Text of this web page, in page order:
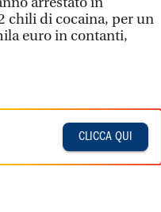
chili di cocaina, per un
euro in contanti,
CLICCA QUI